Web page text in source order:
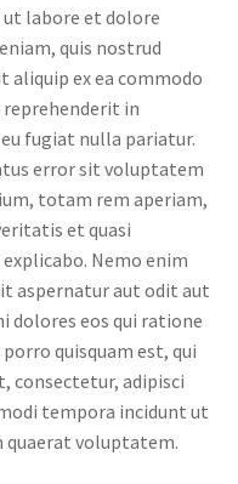
labore et dolore
quis nostrud
ex ea commodo
reprehenderit in
fugiat nulla pariatur.
error sit voluptatem
totam rem aperiam,
et quasi
Nemo enim
aspernatur aut odit aut
dolores eos qui ratione
quisquam est, qui
consectetur, adipisci
tempora incidunt ut
quaerat voluptatem.